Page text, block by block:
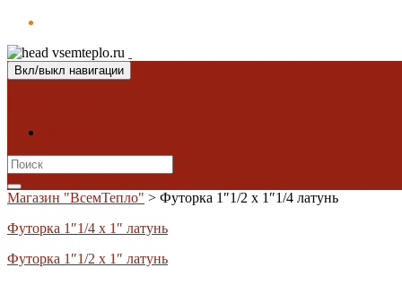
Вкл/выкл навигации
Search
for:
Магазин "ВсемТепло" > Футорка 1″1/2 х 1″1/4 латунь
Футорка 1″1/4 х 1″ латунь
Футорка 1″1/2 х 1″ латунь